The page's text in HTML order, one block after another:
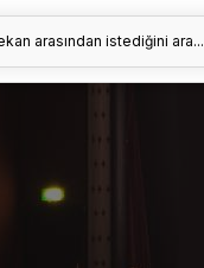
arasından istediğini ara...